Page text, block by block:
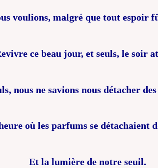
voulions, malgré que tout espoir
ce beau jour, et seuls, le soir
nous ne savions nous détacher des
où les parfums se détachaient
Et la lumière de notre seuil.